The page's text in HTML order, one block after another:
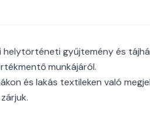
helytörténeti gyűjtemény és
munkájáról.
és lakás textileken való